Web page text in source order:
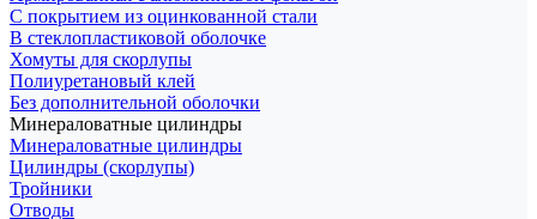
С покрытием из оцинкованной стали
В стеклопластиковой оболочке
Хомуты для скорлупы
Полиуретановый клей
Без дополнительной оболочки
Минераловатные цилиндры
Минераловатные цилиндры
Цилиндры (скорлупы)
Тройники
Отводы